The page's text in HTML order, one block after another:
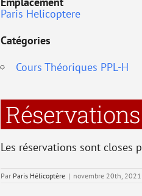
Paris Helicoptere
Catégories
Cours Théoriques PPL-H
Réservations
Les réservations sont closes
Par Paris Hélicoptère | novembre 20th, 2021